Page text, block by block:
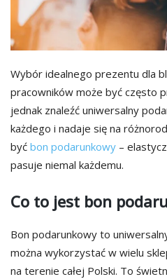
Wybór idealnego prezentu dla
pracowników może być często
jednak znaleźć uniwersalny
każdego i nadaje się na
być bon podarunkowy –
pasuje niemal każdemu.
Co to jest bon
Bon podarunkowy to
można wykorzystać w wielu
na terenie całej Polski. To